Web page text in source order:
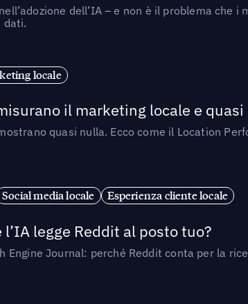
dell’IA – e non è il problema che
dati.
locale
il marketing locale e
quasi nulla. Ecco come il Location
Social media locale Esperienza cliente locale
legge Reddit al posto tuo?
Engine Journal: perché Reddit conta per la